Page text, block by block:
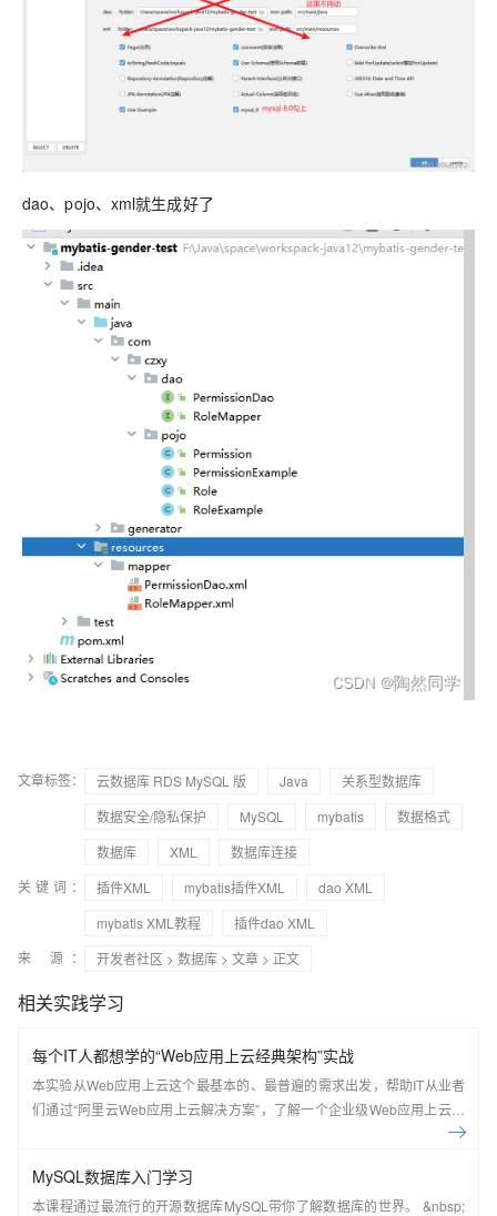
dao、pojo、xml就生成好了
文章标签： 云数据库 RDS MySQL 版 Java
关系型数据库
数据安全/隐私保护
MySQL mybatis
数据格式
数据库
XML
数据库连接
关键词：
插件XML mybatis插件XML
dao XML
mybatis XML教程
插件dao XML
来 源：
开发者社区 > 数据库 > 文章 > 正文
相关实践学习
每个IT人都想学的“Web应用上云经典架构”实战
本实验从Web应用上云这个最基本的、最普遍的需求出发，帮助IT从业者
们通过“阿里云Web应用上云解决方案”，了解一个企业级Web应用上云的
MySQL数据库入门学习
本课程通过最流行的开源数据库MySQL带你了解数据库的世界。 &nbsp;